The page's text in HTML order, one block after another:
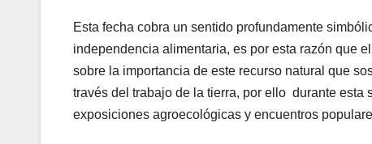
Esta fecha cobra un sentido profundamente
independencia alimentaria, es por esta razón que
sobre la importancia de este recurso natural que
través del trabajo de la tierra, por ello durante esta
exposiciones agroecológicas y encuentros